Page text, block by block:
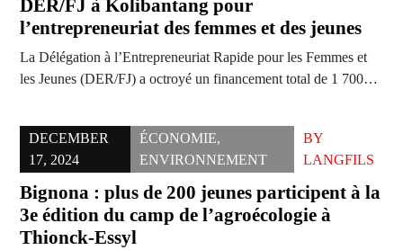
DER/FJ à Kolibantang pour
l’entrepreneuriat des femmes et des jeunes
La Délégation à l’Entrepreneuriat Rapide pour les Femmes et
les Jeunes (DER/FJ) a octroyé un financement total de 1 700…
DECEMBER
17, 2024
ÉCONOMIE,
ENVIRONNEMENT
BY
LANGFILS
Bignona : plus de 200 jeunes participent à la
3e édition du camp de l’agroécologie à
Thionck-Essyl